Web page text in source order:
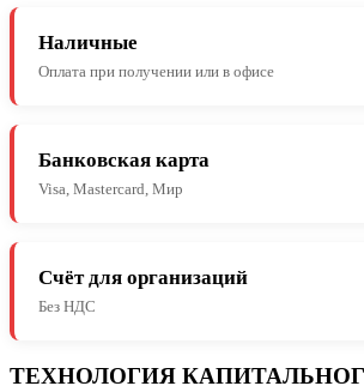
Наличные
Оплата при получении или в офисе
Банковская карта
Visa, Mastercard, Мир
Счёт для организаций
Без НДС
ТЕХНОЛОГИЯ